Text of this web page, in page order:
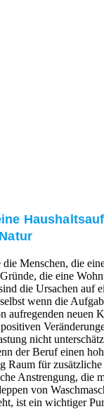
Menschen, die
die eine
die Ursachen auf
wenn die
aufregenden neuen
nicht
der Beruf einen
Raum für
Anstrengung, die
von
ist ein wichtiger